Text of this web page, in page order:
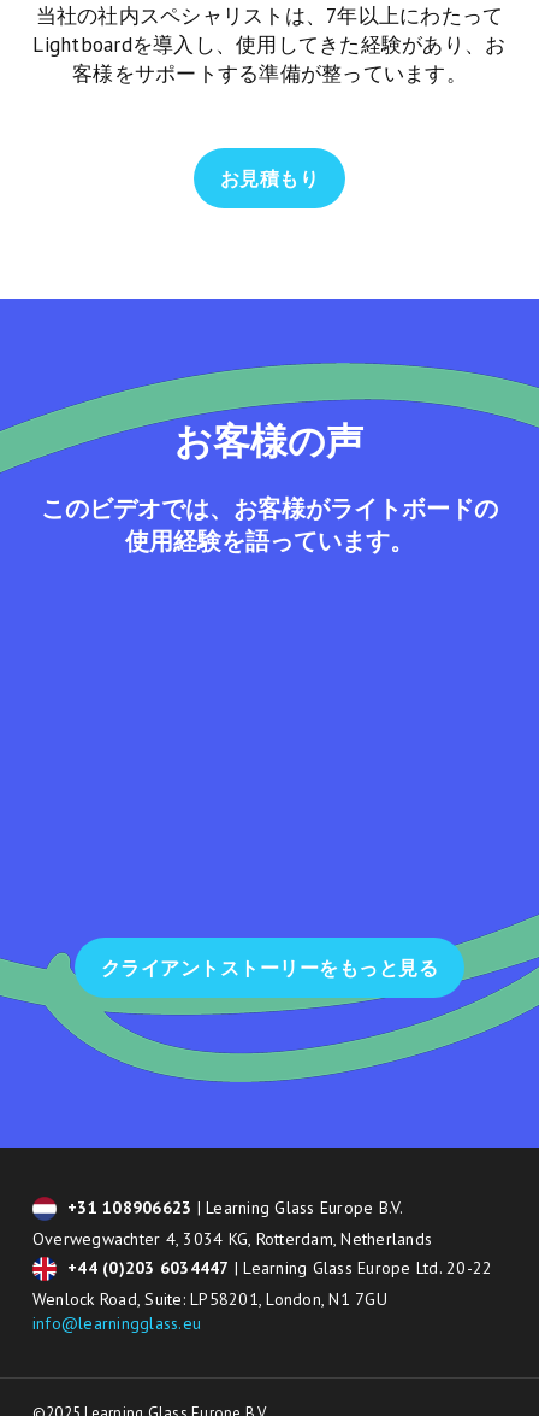
当社の社内スペシャリストは、7年以上にわたって
Lightboardを導入し、使用してきた経験があり、お
客様をサポートする準備が整っています。
お見積もり
お客様の声
このビデオでは、お客様がライトボードの
使用経験を語っています。
クライアントストーリーをもっと見る
+31 108906623 | Learning Glass Europe B.V.
Overwegwachter 4, 3034 KG, Rotterdam, Netherlands
+44 (0)203 6034447 | Learning Glass Europe Ltd. 20-22
Wenlock Road, Suite: LP58201, London, N1 7GU
info@learningglass.eu